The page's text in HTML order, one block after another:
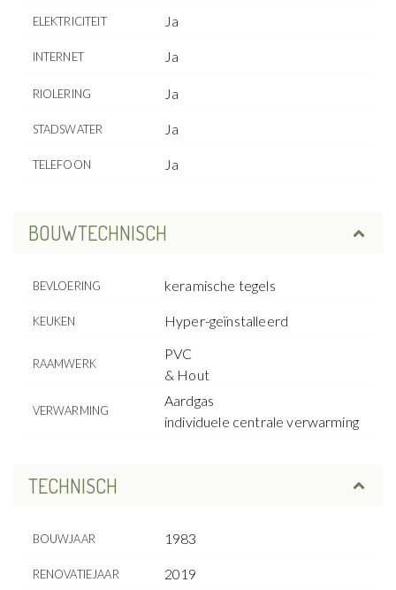
ELEKTRICITEIT Ja
INTERNET Ja
RIOLERING Ja
STADSWATER Ja
TELEFOON Ja
BOUWTECHNISCH
BEVLOERING keramische tegels
KEUKEN Hyper-geïnstalleerd
RAAMWERK
PVC
& Hout
VERWARMING
Aardgas
individuele centrale verwarming
TECHNISCH
BOUWJAAR 1983
RENOVATIEJAAR 2019